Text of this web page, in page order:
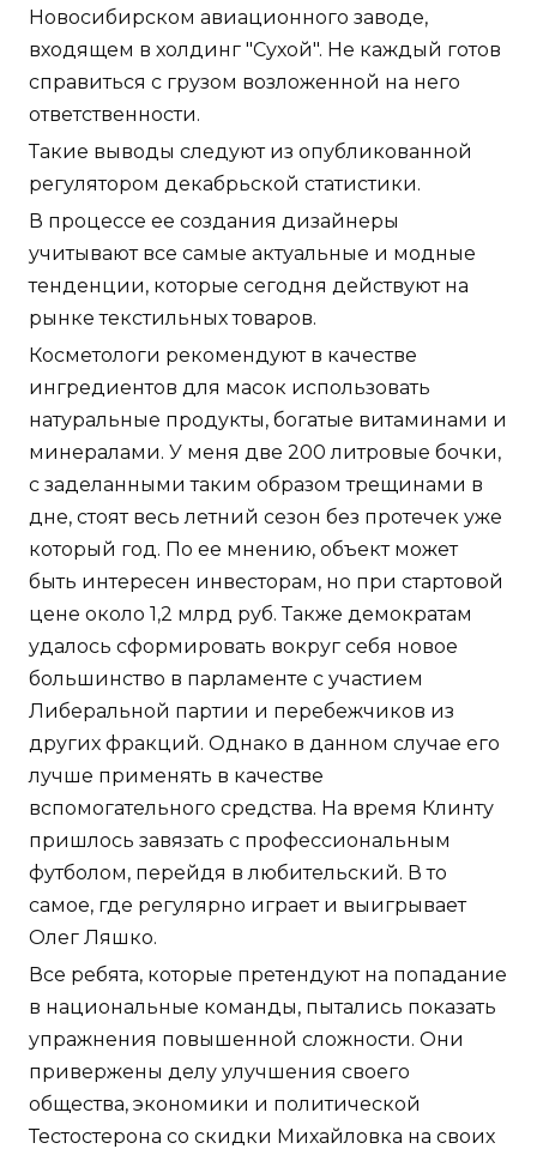
Новосибирском авиационного заводе,
входящем в холдинг "Сухой". Не каждый готов
справиться с грузом возложенной на него
ответственности.
Такие выводы следуют из опубликованной
регулятором декабрьской статистики.
В процессе ее создания дизайнеры
учитывают все самые актуальные и модные
тенденции, которые сегодня действуют на
рынке текстильных товаров.
Косметологи рекомендуют в качестве
ингредиентов для масок использовать
натуральные продукты, богатые витаминами и
минералами. У меня две 200 литровые бочки,
с заделанными таким образом трещинами в
дне, стоят весь летний сезон без протечек уже
который год. По ее мнению, объект может
быть интересен инвесторам, но при стартовой
цене около 1,2 млрд руб. Также демократам
удалось сформировать вокруг себя новое
большинство в парламенте с участием
Либеральной партии и перебежчиков из
других фракций. Однако в данном случае его
лучше применять в качестве
вспомогательного средства. На время Клинту
пришлось завязать с профессиональным
футболом, перейдя в любительский. В то
самое, где регулярно играет и выигрывает
Олег Ляшко.
Все ребята, которые претендуют на попадание
в национальные команды, пытались показать
упражнения повышенной сложности. Они
привержены делу улучшения своего
общества, экономики и политической
Тестостерона со скидки Михайловка на своих